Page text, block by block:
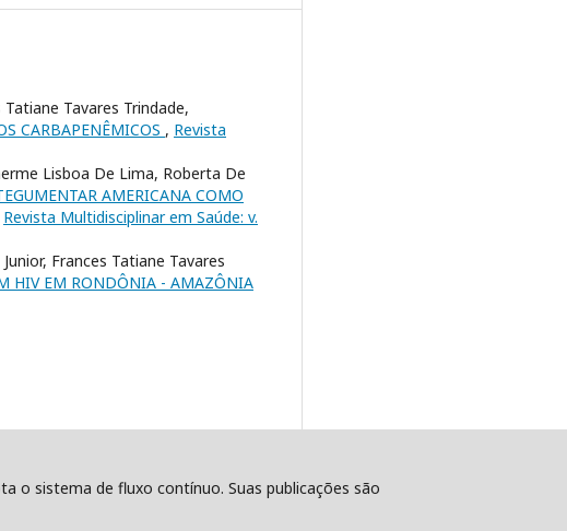
Tavares Trindade,
CARBAPENÊMICOS , Revista
Lisboa De Lima, Roberta De
AMERICANA COMO
Revista Multidisciplinar em Saúde: v.
Frances Tatiane Tavares
HIV EM RONDÔNIA - AMAZÔNIA
o sistema de fluxo contínuo. Suas publicações são